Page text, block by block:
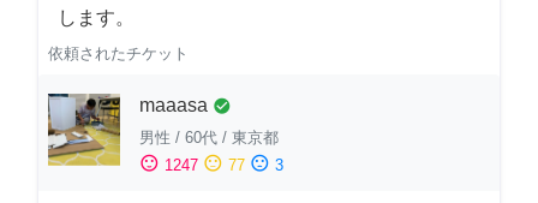
します。
依頼されたチケット
maaasa check_circle
男性 / 60代 / 東京都
sentiment_satisfied 1247 sentiment_neutral 77 sentiment_dissatisfied 3